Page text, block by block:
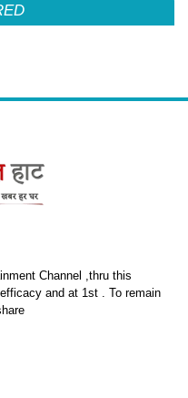
Channel ,thru this
and at 1st . To remain